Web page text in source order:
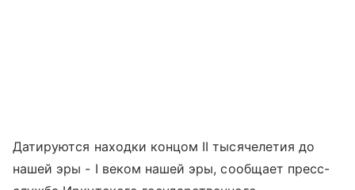
Датируются находки концом II тысячелетия до
нашей эры - I веком нашей эры, сообщает пресс-